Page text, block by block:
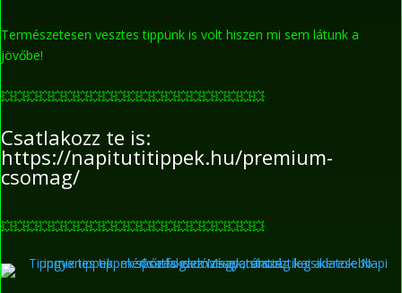
Természetesen vesztes tippünk is volt hiszen mi sem látunk a
jövőbe!
💥💥💥💥💥💥💥💥💥💥💥💥💥💥💥💥💥💥💥💥💥
Csatlakozz te is:
https://napitutitippek.hu/premium-
csomag/
💥💥💥💥💥💥💥💥💥💥💥💥💥💥💥💥💥💥💥💥💥